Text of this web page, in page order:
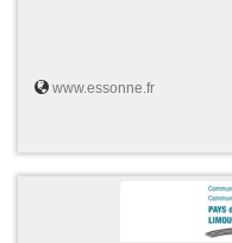
www.essonne.fr